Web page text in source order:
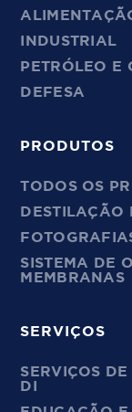
INDUSTRIAL
PETRÓLEO E
DEFESA
PRODUTOS
TODOS OS
DESTILAÇÃO
SISTEMA DE
MEMBRANAS
SERVIÇOS
SERVIÇOS
DI